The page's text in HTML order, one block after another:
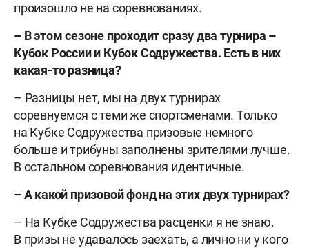
произошло не на соревнованиях.
– В этом сезоне проходит сразу два турнира –
Кубок России и Кубок Содружества. Есть в них
какая-то разница?
– Разницы нет, мы на двух турнирах
соревнуемся с теми же спортсменами. Только
на Кубке Содружества призовые немного
больше и трибуны заполнены зрителями лучше.
В остальном соревнования идентичные.
– А какой призовой фонд на этих двух турнирах?
– На Кубке Содружества расценки я не знаю.
В призы не удавалось заехать, а лично ни у кого